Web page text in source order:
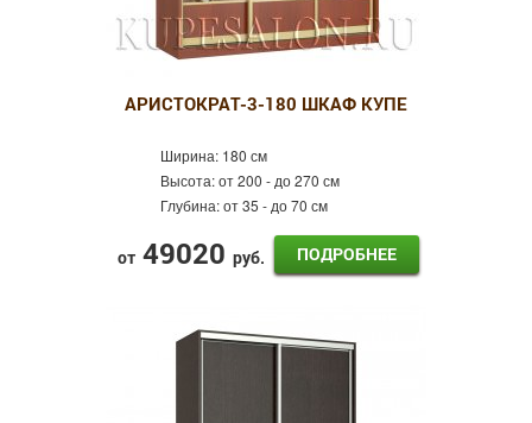
АРИСТОКРАТ-3-180 ШКАФ КУПЕ
Ширина: 180 см
Высота:от 200 - до 270 см
Глубина:от 35 - до 70 см
от 49020 руб. ПОДРОБНЕЕ